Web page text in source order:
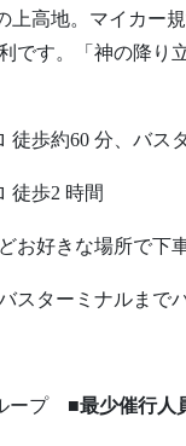
上高地。マイカー
す。「神の降り
徒歩約60 分、バス
徒歩2 時間
好きな場所で下
ターミナルまで
ープ ■最少催行人